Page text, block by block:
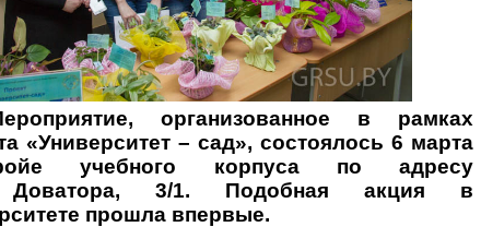
организованное в рамках
«Университет – сад», состоялось 6 марта
учебного корпуса по адресу
3/1. Подобная акция в
прошла впервые.